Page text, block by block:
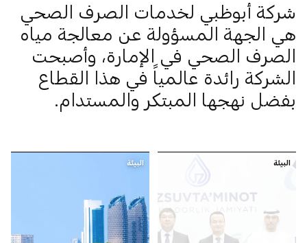
شركة أبوظبي لخدمات الصرف الصحي
هي الجهة المسؤولة عن معالجة مياه
الصرف الصحي في الإمارة، وأصبحت
الشركة رائدة عالمياً في هذا القطاع
بفضل نهجها المبتكر والمستدام.
البيئة البيئة